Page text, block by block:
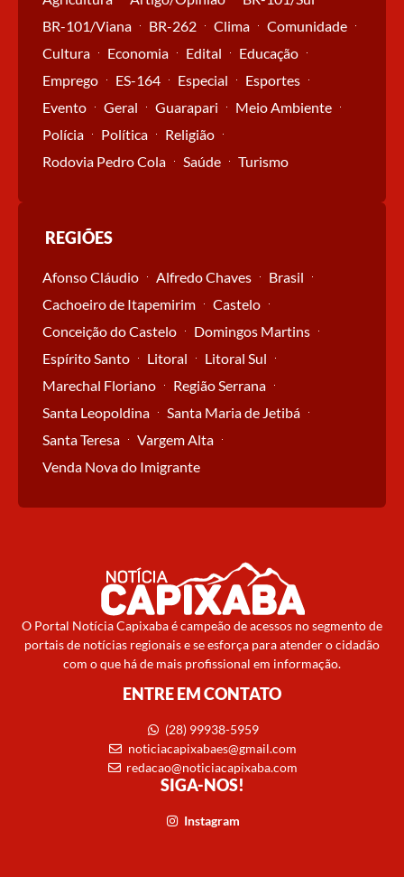
BR-101/Viana
BR-262 Clima
Comunidade
Cultura
Economia Edital
Educação
Emprego
ES-164 Especial
Esportes
Evento
Geral Guarapari
Meio Ambiente
Polícia
Política
Religião
Rodovia Pedro Cola
Saúde Turismo
REGIÕES
Afonso Cláudio Alfredo Chaves
Brasil
Cachoeiro de Itapemirim
Castelo
Conceição do Castelo
Domingos Martins
Espírito Santo
Litoral
Litoral Sul
Marechal Floriano
Região Serrana
Santa Leopoldina
Santa Maria de Jetibá
Santa Teresa
Vargem Alta
Venda Nova do Imigrante
O Portal Notícia Capixaba é campeão de acessos no segmento de
portais de notícias regionais e se esforça para atender o cidadão
com o que há de mais profissional em informação.
ENTRE EM CONTATO
(28) 99938-5959
noticiacapixabaes@gmail.com
redacao@noticiacapixaba.com
SIGA-NOS!
Instagram